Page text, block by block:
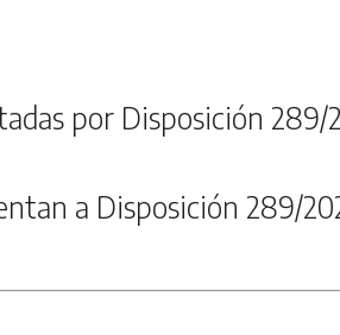
por Disposición 289/
a Disposición 289/